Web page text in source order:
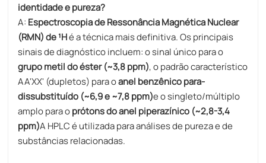
identidade e pureza?
A: Espectroscopia de Ressonância Magnética Nuclear
(RMN) de ¹Hé a técnica mais definitiva. Os principais
sinais de diagnóstico incluem: o sinal único para o
grupo metil do éster (~3,8 ppm), o padrão característico
AA'XX' (dupletos) para oanel benzênico para-
dissubstituído (~6,9 e ~7,8 ppm)e o singleto/múltiplo
amplo para oprótons do anel piperazínico (~2,8-3,4
ppm)A HPLC é utilizada para análises de pureza e de
substâncias relacionadas.